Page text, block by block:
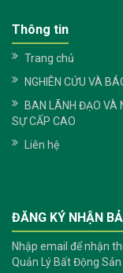
Thông tin
Trang chủ
NGHIÊN CỨU VÀ
BAN LÃNH ĐẠO VÀ
SỰ CẤP CAO
Liên hệ
ĐĂNG KÝ NHẬN
Nhập email để nhận
Quản Lý Bất Động